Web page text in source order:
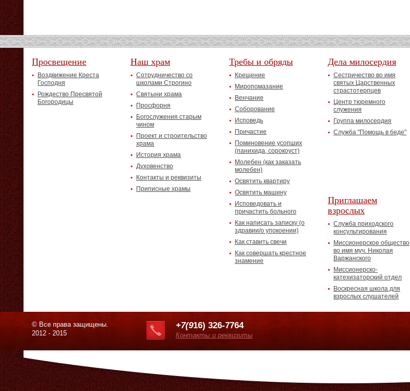
Просвещение
Воздвижение Креста
Господня
Рождество Пресвятой
Богородицы
Наш храм
Сотрудничество со
школами Строгино
Святыни храма
Просфорня
Богослужения старым
чином
Проект и строительство
храма
История храма
Духовенство
Контакты и реквизиты
Приписные храмы
Требы и обряды
Крещение
Миропомазание
Венчание
Соборование
Исповедь
Причастие
Поминовение усопших
(панихида, сорокоуст)
Молебен (как заказать
молебен)
Освятить квартиру
Освятить машину
Исповедовать и
причастить больного
Как написать записку (о
здравии/о упокоении)
Как ставить свечи
Как совершать крестное
знамение
Дела милосердия
Сестричество во имя
святых Царственных
страстотерпцев
Центр тюремного
служения
Группа милосердия
Служба "Помощь в беде"
Приглашаем
взрослых
Служба приходского
консультирования
Миссионерское общество
во имя муч. Николая
Варжанского
Миссионерско-
катехизаторский отдел
Воскресная школа для
взрослых слушателей
© Все права защищены.
2012 - 2015
+7(916) 326-7764
Контакты и реквизиты